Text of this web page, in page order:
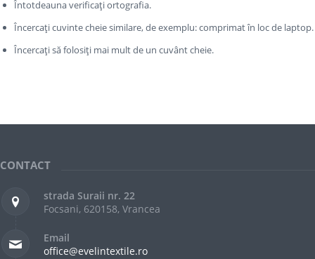
Întotdeauna verificați ortografia.
Încercați cuvinte cheie similare, de exemplu: comprimat în loc de laptop.
Încercați să folosiți mai mult de un cuvânt cheie.
CONTACT
strada Suraii nr. 22
Focsani, 620158, Vrancea
Email
office@evelintextile.ro